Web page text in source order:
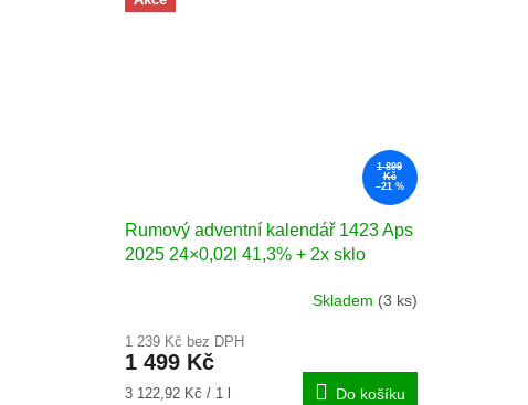
1 899
Kč
–21 %
Rumový adventní kalendář 1423 Aps
2025 24×0,02l 41,3% + 2x sklo
produktu
je
5,0
Skladem (3 ks)
1 239 Kč bez DPH
1 499 Kč
Měrná
3 122,92 Kč / 1 l Do košíku